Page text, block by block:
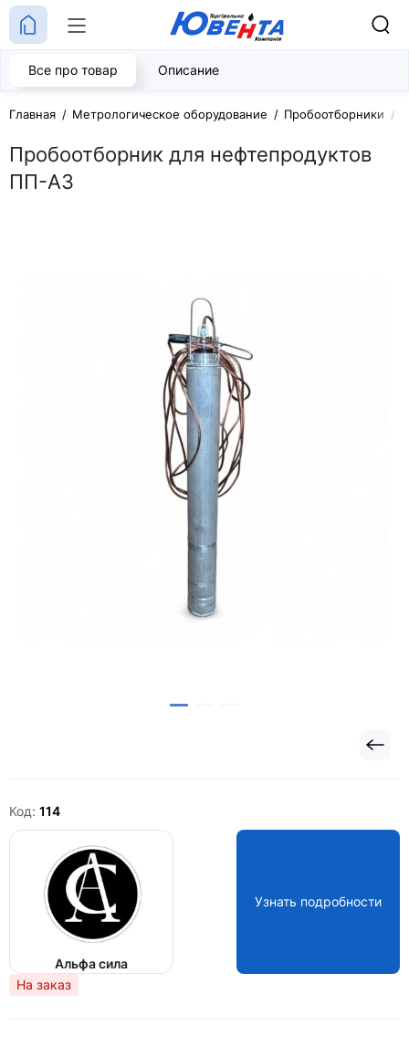
Главная Метрологическое оборудование Пробоотборники
Пробоотборник для нефтепродуктов
ПП-А3
Все про товар Описание
Код: 114
Альфа сила
Узнать подробности
На заказ